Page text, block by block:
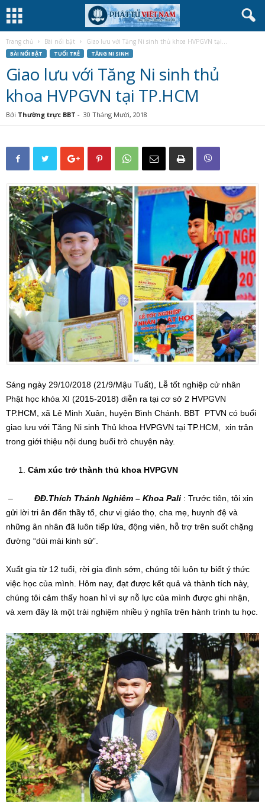
Trang chủ Bài nổi bật Giao lưu với Tăng Ni sinh thủ khoa HVPGVN tại...
BÀI NỔI BẬT TUỔI TRẺ TĂNG NI SINH
Giao lưu với Tăng Ni sinh thủ
khoa HVPGVN tại TP.HCM
Bởi Thường trực BBT - 30 Tháng Mười, 2018
Sáng ngày 29/10/2018 (21/9/Mậu Tuất), Lễ tốt nghiệp cử nhân
Phật học khóa XI (2015-2018) diễn ra tại cơ sở 2 HVPGVN
TP.HCM, xã Lê Minh Xuân, huyện Bình Chánh. BBT PTVN có buổi
giao lưu với Tăng Ni sinh Thủ khoa HVPGVN tại TP.HCM, xin trân
trong giới thiệu nội dung buổi trò chuyện này.
Cảm xúc trở thành thủ khoa HVPGVN
– ĐĐ.Thích Thánh Nghiêm – Khoa Pali : Trước tiên, tôi xin
gửi lời tri ân đến thầy tổ, chư vị giáo thọ, cha mẹ, huynh đệ và
những ân nhân đã luôn tiếp lửa, động viên, hỗ trợ trên suốt chặng
đường “dùi mài kinh sử”.
Xuất gia từ 12 tuổi, rời gia đình sớm, chúng tôi luôn tự biết ý thức
việc học của mình. Hôm nay, đạt được kết quả và thành tích này,
chúng tôi cảm thấy hoan hỉ vì sự nỗ lực của mình được ghi nhận,
và xem đây là một trải nghiệm nhiều ý nghĩa trên hành trình tu học.